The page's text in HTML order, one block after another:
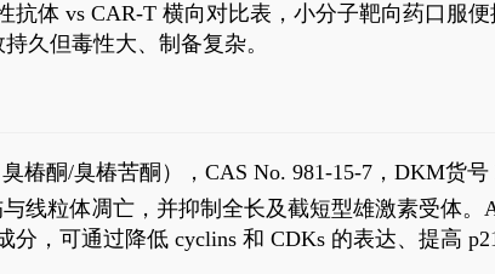
抗体 vs CAR-T 横向对比表，小分子靶向药口服
久但毒性大、制备复杂。
椿酮/臭椿苦酮），CAS No. 981-15-7，DKM货号
线粒体凋亡，并抑制全长及截短型雄激素受体。
分，可通过降低 cyclins 和 CDKs 的表达、提高